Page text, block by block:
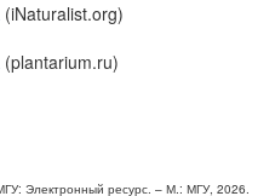
(iNaturalist.org)
(plantarium.ru)
Электронный ресурс. – М.: МГУ, 2026.